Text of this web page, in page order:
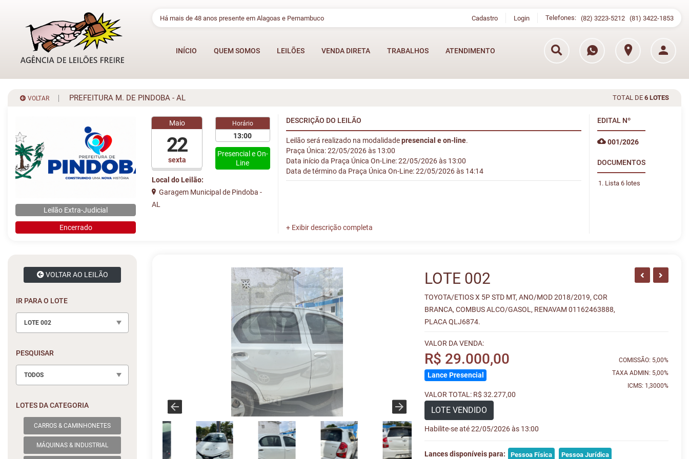
Há mais de 48 anos presente em Alagoas e Pernambuco Cadastro Login Telefones: (82) 3223-5212 (81) 3422-1853
INÍCIO QUEM SOMOS LEILÕES VENDA DIRETA TRABALHOS ATENDIMENTO
VOLTAR PREFEITURA M. DE PINDOBA - AL TOTAL DE 6 LOTES
Leilão Extra-Judicial
Encerrado
sexta
Maio
22
Horário
13:00
Presencial e On-
Line
Local do Leilão:
Garagem Municipal de Pindoba -
AL
DESCRIÇÃO DO LEILÃO
Leilão será realizado na modalidadepresencial e on-line.
Praça Única: 22/05/2026 às 13:00
Data início da Praça Única On-Line: 22/05/2026 às 13:00
Data de término da Praça Única On-Line: 22/05/2026 às 14:14
EDITAL Nº
001/2026
DOCUMENTOS
Lista 6 lotes
VOLTAR AO LEILÃO
IR PARA O LOTE
LOTE 002
PESQUISAR
TODOS
LOTES DA CATEGORIA
CARROS & CAMINHONETES
MÁQUINAS & INDUSTRIAL
LOTE 002
TOYOTA/ETIOS X 5P STD MT, ANO/MOD 2018/2019, COR
BRANCA, COMBUS ALCO/GASOL, RENAVAM 01162463888,
PLACA QLJ6874.
VALOR DA VENDA:
R$ 29.000,00
Lance Presencial
VALOR TOTAL: R$ 32.277,00
LOTE VENDIDO
Habilite-se até 22/05/2026 às 13:00
COMISSÃO: 5,00%
TAXA ADMIN: 5,00%
ICMS: 1,3000%
Lances disponíveis para: Pessoa Física Pessoa Jurídica